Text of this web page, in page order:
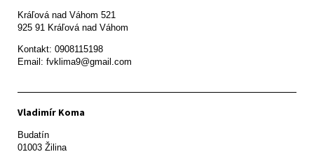
Kráľová nad Váhom 521
Kontakt: 0908115198
Email: fvklima9@gmail.com
Vladimír Koma
Budatín
01003 Žilina